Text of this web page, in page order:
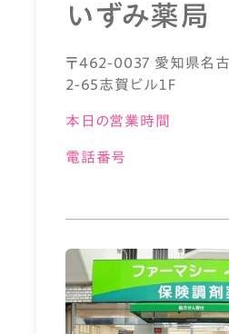
いずみ薬
〒462-0037 愛知県名
2-65志賀ビル１Ｆ
本日の営業時間
電話番号